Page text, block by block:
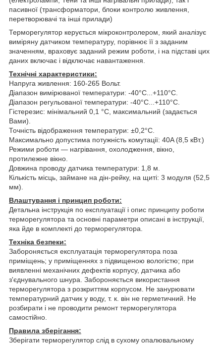
пасивної (трансформатори, блоки контролю живлення,
перетворювачі та інші прилади)
Терморегулятор керується мікроконтролером, який аналізує
виміряну датчиком температуру, порівнює її з заданим
значенням, враховує заданий режим роботи, і на підставі цих
даних включає і відключає навантаження.
Технічні характеристики:
Напруга живлення: 160-265 Вольт.
Діапазон вимірюваної температури: -40°C...+110°С.
Діапазон регульованої температури: -40°C...+110°С.
Гістерезис: мінімальний 0,1 °С, максимальний (задається
Вами).
Точність відображення температури: ±0,2°С.
Максимально допустима потужність комутації: 40A (8,5 кВт.)
Режими роботи ― нагрівання, охолодження, вікно,
протилежне вікно.
Довжина проводу датчика температури: 1,8 м.
Кількість місць, займане на дін-рейку, на щиті: 3 модуля (52,5
мм).
Влаштування і принцип роботи:
Детальна інструкція по експлуатації і опис принципу роботи
терморегулятора та основні параметри описані в інструкції,
яка йде в комплекті до терморегулятора.
Техніка безпеки:
Забороняється експлуатація терморегулятора поза
приміщень; у приміщеннях з підвищеною вологістю; при
виявленні механічних дефектів корпусу, датчика або
з'єднувального шнура. Забороняється використання
терморегулятора з розкриттям корпусом. Не занурювати
температурний датчик у воду, т. к. він не герметичний. Не
розбирати і не проводити ремонт терморегулятора
самостійно.
Правила зберігання:
Зберігати терморегулятор слід в сухому опалювальному